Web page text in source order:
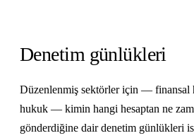
Denetim günlükleri
Düzenlenmiş sektörler için — finansal
hukuk — kimin hangi hesaptan ne
gönderdiğine dair denetim günlükleri